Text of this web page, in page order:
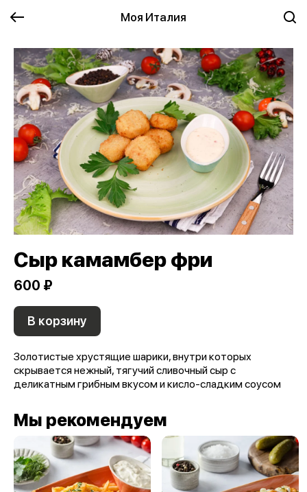
Моя Италия
Сыр камамбер фри
600 ₽
В корзину
Золотистые хрустящие шарики, внутри которых
скрывается нежный, тягучий сливочный сыр с
деликатным грибным вкусом и кисло-сладким соусом
Мы рекомендуем